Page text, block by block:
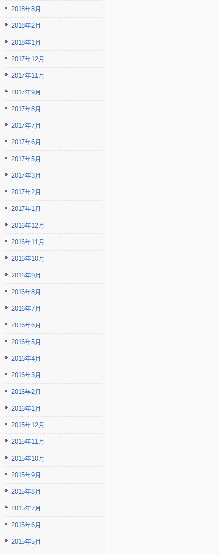
2018年8月
2018年2月
2018年1月
2017年12月
2017年11月
2017年9月
2017年8月
2017年7月
2017年6月
2017年5月
2017年3月
2017年2月
2017年1月
2016年12月
2016年11月
2016年10月
2016年9月
2016年8月
2016年7月
2016年6月
2016年5月
2016年4月
2016年3月
2016年2月
2016年1月
2015年12月
2015年11月
2015年10月
2015年9月
2015年8月
2015年7月
2015年6月
2015年5月